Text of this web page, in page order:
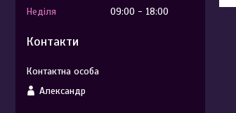
Неділя
09:00 18:00
Контакти
Александр